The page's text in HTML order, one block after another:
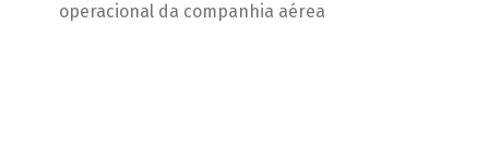
operacional da companhia aérea